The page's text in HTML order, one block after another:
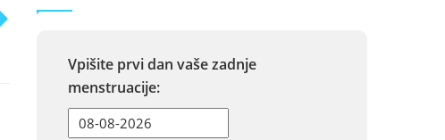
Vpišite prvi dan vaše zadnje
menstruacije: